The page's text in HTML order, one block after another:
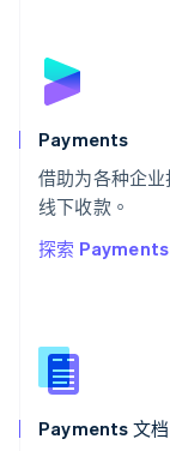
Payments
借助为各种企
线下收款。
探索 Payments
Payments 文档
English
斯洛文尼亚
泰国
ไทยEnglish
希腊
English
西班牙
新西兰
English
匈牙利
English